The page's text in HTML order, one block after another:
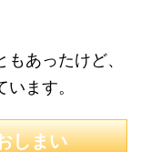
あったけど、
ます。
しまい